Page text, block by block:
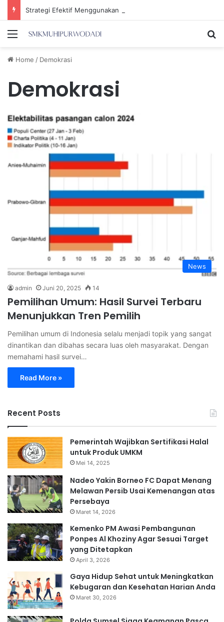
Menu
Home / Demokrasi
Demokrasi
News
admin Juni 20, 2025 14
Pemilihan Umum: Hasil Survei Terbaru
Menunjukkan Tren Pemilih
Pemilihan umum di Indonesia selalu menjadi topik yang sangat
dinantikan dan dibahas secara luas oleh masyarakat. Dengan
memahami hasil survei…
Read More »
Recent Posts
Pemerintah Wajibkan Sertifikasi Halal
untuk Produk UMKM
Mei 14, 2025
Nadeo Yakin Borneo FC Dapat Menang
Melawan Persib Usai Kemenangan atas
Persebaya
Maret 14, 2026
Kemenko PM Awasi Pembangunan
Ponpes Al Khoziny Agar Sesuai Target
yang Ditetapkan
April 3, 2026
Gaya Hidup Sehat untuk Meningkatkan
Kebugaran dan Kesehatan Harian Anda
Maret 30, 2026